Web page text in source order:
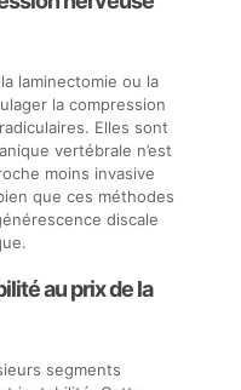
laminectomie ou la
la compression
Elles sont
vertébrale n’est
moins invasive
que ces méthodes
discale
au prix de la
segments